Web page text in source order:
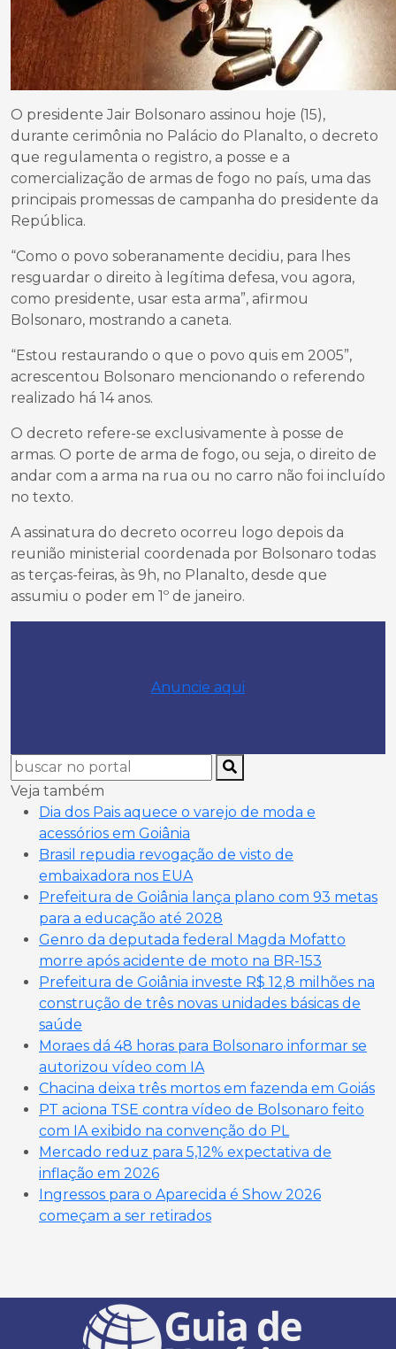
O presidente Jair Bolsonaro assinou hoje (15),
durante cerimônia no Palácio do Planalto, o decreto
que regulamenta o registro, a posse e a
comercialização de armas de fogo no país, uma das
principais promessas de campanha do presidente da
República.
“Como o povo soberanamente decidiu, para lhes
resguardar o direito à legítima defesa, vou agora,
como presidente, usar esta arma”, afirmou
Bolsonaro, mostrando a caneta.
“Estou restaurando o que o povo quis em 2005”,
acrescentou Bolsonaro mencionando o referendo
realizado há 14 anos.
O decreto refere-se exclusivamente à posse de
armas. O porte de arma de fogo, ou seja, o direito de
andar com a arma na rua ou no carro não foi incluído
no texto.
A assinatura do decreto ocorreu logo depois da
reunião ministerial coordenada por Bolsonaro todas
as terças-feiras, às 9h, no Planalto, desde que
assumiu o poder em 1º de janeiro.
Anuncie aqui
Veja também
Dia dos Pais aquece o varejo de moda e
acessórios em Goiânia
Brasil repudia revogação de visto de
embaixadora nos EUA
Prefeitura de Goiânia lança plano com 93 metas
para a educação até 2028
Genro da deputada federal Magda Mofatto
morre após acidente de moto na BR-153
Prefeitura de Goiânia investe R$ 12,8 milhões na
construção de três novas unidades básicas de
saúde
Moraes dá 48 horas para Bolsonaro informar se
autorizou vídeo com IA
Chacina deixa três mortos em fazenda em Goiás
PT aciona TSE contra vídeo de Bolsonaro feito
com IA exibido na convenção do PL
Mercado reduz para 5,12% expectativa de
inflação em 2026
Ingressos para o Aparecida é Show 2026
começam a ser retirados